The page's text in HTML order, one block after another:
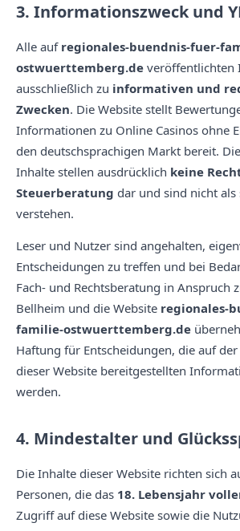
3. Informationszweck und
Alle auf regionales-buendnis-fuer-
ostwuerttemberg.de veröffentlichten
ausschließlich zu informativen und
Zwecken. Die Website stellt
Informationen zu Online Casinos ohne
den deutschsprachigen Markt bereit.
Inhalte stellen ausdrücklich keine
Steuerberatung dar und sind nicht als
verstehen.
Leser und Nutzer sind angehalten,
Entscheidungen zu treffen und bei
Fach- und Rechtsberatung in Anspruch
Bellheim und die Website regionales-
familie-ostwuerttemberg.de
Haftung für Entscheidungen, die auf
dieser Website bereitgestellten
werden.
4. Mindestalter und
Die Inhalte dieser Website richten sich
Personen, die das 18. Lebensjahr
Zugriff auf diese Website sowie die